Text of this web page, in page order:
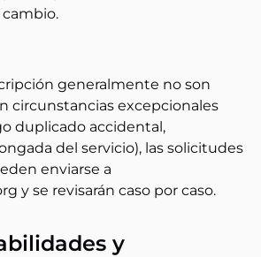
generalmente no son
circunstancias excepcionales
duplicado accidental,
del servicio), las solicitudes
enviarse a
y se revisarán caso por caso.
y